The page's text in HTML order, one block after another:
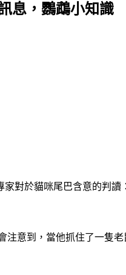
息，鸚鵡小知識
對於貓咪尾巴含意的判讀
意到，當他抓住了一隻